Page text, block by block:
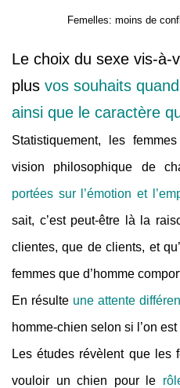
Femelles: moins de
Le choix du sexe vis-à-
plus vos souhaits
ainsi que le caractère
Statistiquement, les
vision philosophique de
portées sur l’émotion et
sait, c’est peut-être là la
clientes, que de clients, et
femmes que d’homme
En résulte une attente
homme-chien selon si l’on
Les études révèlent que les
vouloir un chien pour le